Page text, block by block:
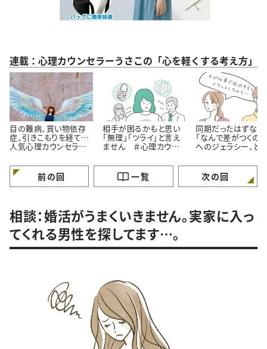
連載：心理カウンセラーうさこの「心を軽くする考え方」
目の難病、買い物依存
症、引きこもりを経て…
人気心理カウンセラー
る」たった一つの方法
相手が困るかもと思い
「無理」「ツライ」と言え
ません ＃心理カウン
する考え方
同期だったはずな
「なんで差がつくの？
へのジェラシー、ど
ラーうさこの心を軽
る考え方
前の回 一覧 次の回
相談：婚活がうまくいきません。実家に入っ
てくれる男性を探してます…。